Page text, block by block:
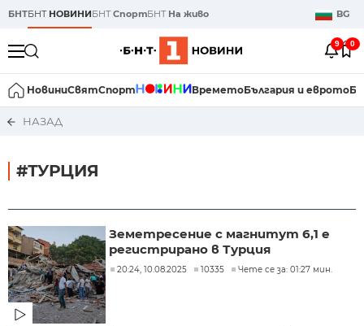
БНТБНТ НОВИНИБНТСпортБНТ На живо BG
9 0
НовиниСвятСпорт ВреметоБългария и еврото
НАЗАД
#ТУРЦИЯ
Земетресение с магнитут 6,1 е
регистрирано в Турция
20:24, 10.08.2025 10335 Чете се за: 01:27 мин.